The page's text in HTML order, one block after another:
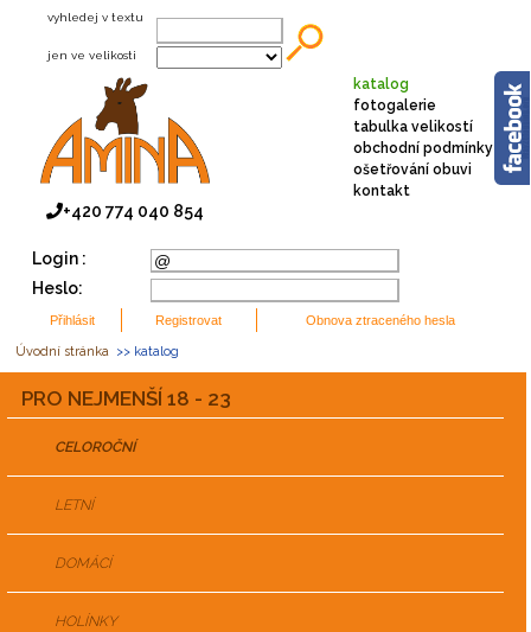
+420 774 040 854
vyhledej v textu
jen ve velikosti
Login :
Heslo:
Úvodní stránka >> katalog
katalog
fotogalerie
tabulka velikostí
obchodní podmínky
ošetřování obuvi
kontakt
PRO NEJMENŠÍ 18 - 23
CELOROČNÍ
LETNÍ
DOMÁCÍ
HOLÍNKY